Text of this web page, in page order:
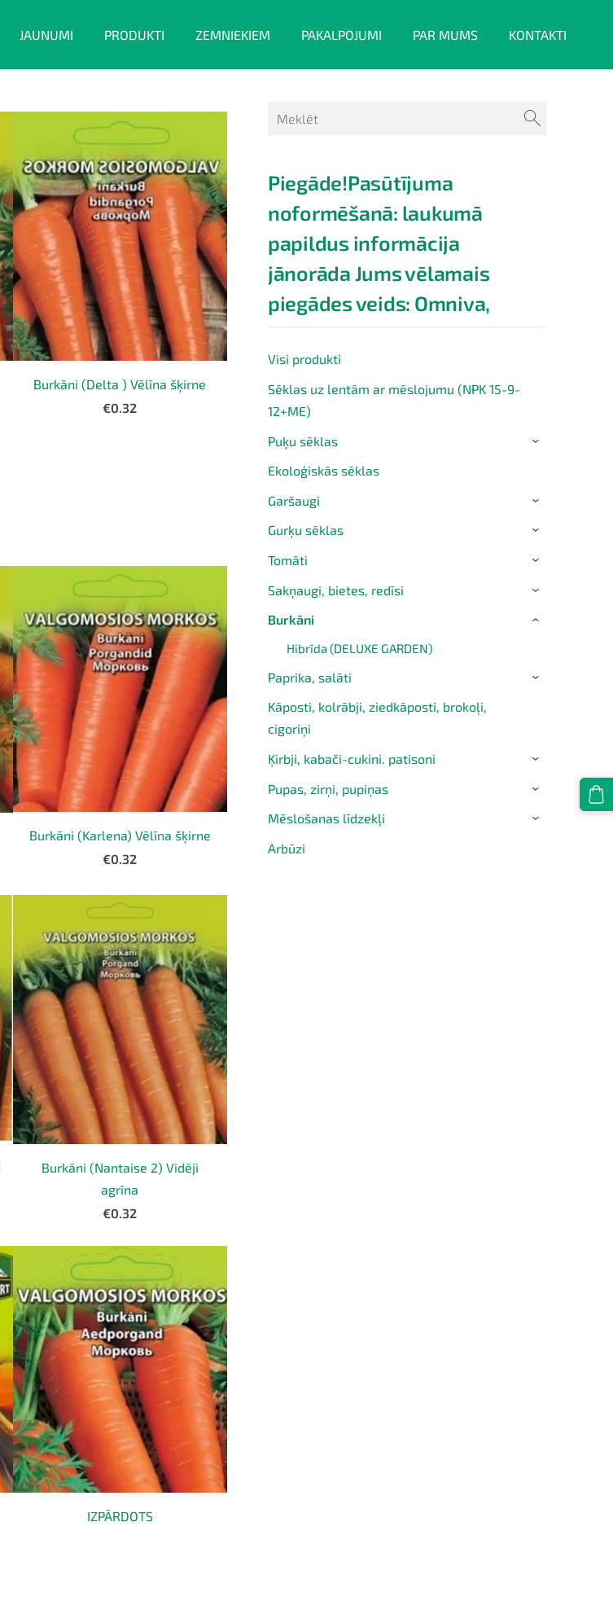
JAUNUMI PRODUKTI ZEMNIEKIEM PAKALPOJUMI PAR MUMS KONTAKTI
Piegāde!Pasūtījuma
noformēšanā: laukumā
papildus informācija
jānorāda Jums vēlamais
piegādes veids: Omniva,
Visi produkti
Sēklas uz lentām ar mēslojumu (NPK 15-9-
12+ME)
Puķu sēklas
›
Ekoloģiskās sēklas
Garšaugi
›
Gurķu sēklas ›
Tomāti ›
Sakņaugi, bietes, redīsi ›
Burkāni
Hibrīda (DELUXE GARDEN)
›
Paprika, salāti ›
Kāposti, kolrābji, ziedkāposti, brokoļi,
cigoriņi
Ķirbji, kabači-cukini. patisoni
›
Pupas, zirņi, pupiņas ›
Mēslošanas līdzekļi ›
Arbūzi
Burkāni (Delta ) Vēlīna šķirne
€0.32
Burkāni (Karlena) Vēlīna šķirne
€0.32
Burkāni (Nantaise 2) Vidēji
agrīna
€0.32
IZPĀRDOTS